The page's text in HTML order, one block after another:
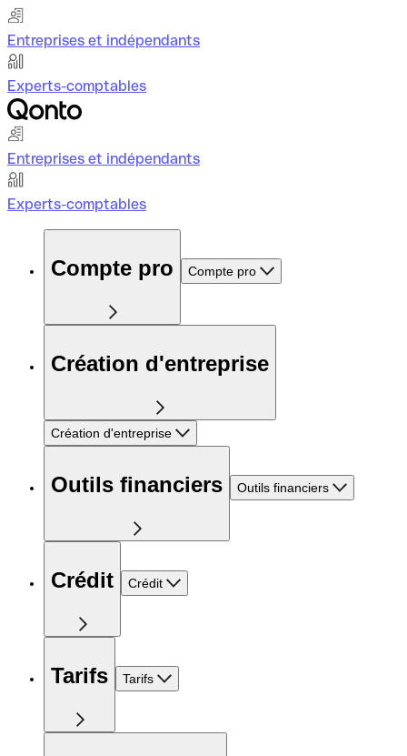
Entreprises et indépendants
Experts-comptables
Entreprises et indépendants
Experts-comptables
Compte pro Compte pro
Création d'entreprise
Création d'entreprise
Outils financiers Outils financiers
Crédit Crédit
Tarifs Tarifs